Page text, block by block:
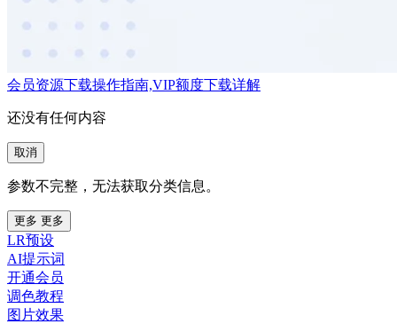
会员资源下载操作指南,VIP额度下载详解
还没有任何内容
取消
参数不完整，无法获取分类信息。
更多 更多
LR预设
AI提示词
开通会员
调色教程
图片效果